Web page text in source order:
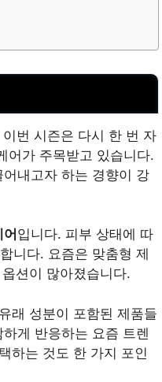
번 시즌은 다시 한 번 자
어가 주목받고 있습니다.
내고자 하는 경향이 강
입니다. 피부 상태에 따
니다. 요즘은 맞춤형 제
션이 많아졌습니다.
래 성분이 포함된 제품들
게 반응하는 요즘 트렌
하는 것도 한 가지 포인